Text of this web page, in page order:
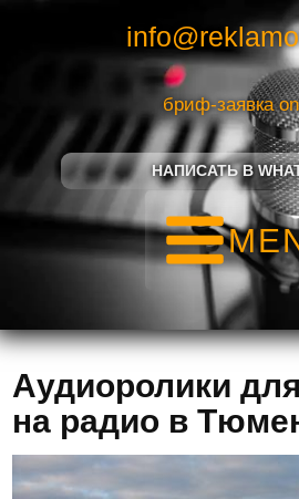
бриф-заявка
НАПИСАТЬ В
Аудиоролики
на радио в